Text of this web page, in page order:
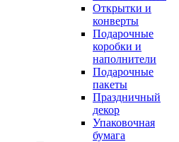
Открытки и
конверты
Подарочные
коробки и
наполнители
Подарочные
пакеты
Праздничный
декор
Упаковочная
бумага